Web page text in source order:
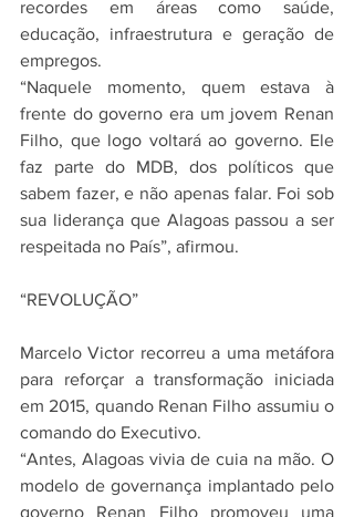
recordes em áreas como saúde,
educação, infraestrutura e geração de
empregos.
“Naquele momento, quem estava à
frente do governo era um jovem Renan
Filho, que logo voltará ao governo. Ele
faz parte do MDB, dos políticos que
sabem fazer, e não apenas falar. Foi sob
sua liderança que Alagoas passou a ser
respeitada no País”, afirmou.
“REVOLUÇÃO”
Marcelo Victor recorreu a uma metáfora
para reforçar a transformação iniciada
em 2015, quando Renan Filho assumiu o
comando do Executivo.
“Antes, Alagoas vivia de cuia na mão. O
modelo de governança implantado pelo
governo Renan Filho promoveu uma